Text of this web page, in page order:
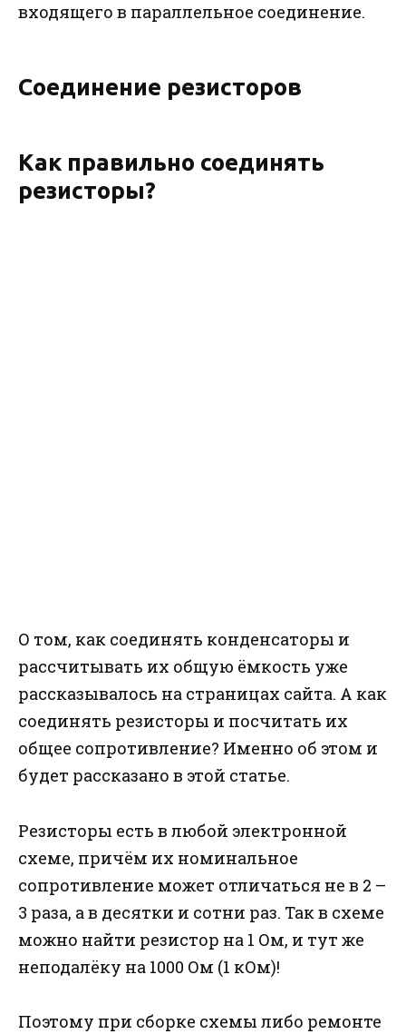
входящего в параллельное соединение.
Соединение резисторов
Как правильно соединять
резисторы?
О том, как соединять конденсаторы и
рассчитывать их общую ёмкость уже
рассказывалось на страницах сайта. А как
соединять резисторы и посчитать их
общее сопротивление? Именно об этом и
будет рассказано в этой статье.
Резисторы есть в любой электронной
схеме, причём их номинальное
сопротивление может отличаться не в 2 –
3 раза, а в десятки и сотни раз. Так в схеме
можно найти резистор на 1 Ом, и тут же
неподалёку на 1000 Ом (1 кОм)!
Поэтому при сборке схемы либо ремонте